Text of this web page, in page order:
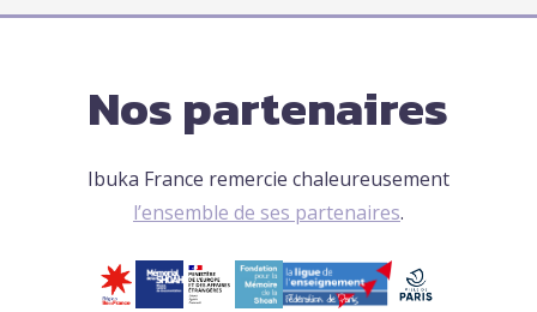
Nos partenaires
Ibuka France remercie chaleureusement
l’ensemble de ses partenaires.